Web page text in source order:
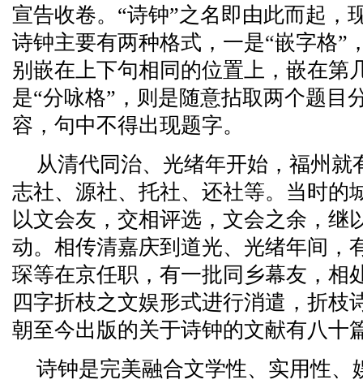
宣告收卷。“诗钟”之名即由此而起，
诗钟主要有两种格式，一是“嵌字格”
别嵌在上下句相同的位置上，嵌在第
是“分咏格”，则是随意拈取两个题目
容，句中不得出现题字。
从清代同治、光绪年开始，福州就
志社、源社、托社、还社等。当时的
以文会友，交相评选，文会之余，继
动。相传清嘉庆到道光、光绪年间，
琛等在京任职，有一批同乡幕友，相
四字折枝之文娱形式进行消遣，折枝
朝至今出版的关于诗钟的文献有八十
诗钟是完美融合文学性、实用性、